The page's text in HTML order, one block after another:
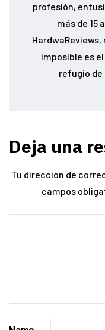
profesión,
más de 15
imposible es
refugio de
Deja una
Tu dirección de
campos